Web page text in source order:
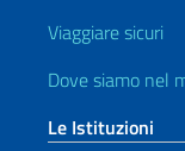
Viaggiare sicuri
Dove siamo nel
Le Istituzioni